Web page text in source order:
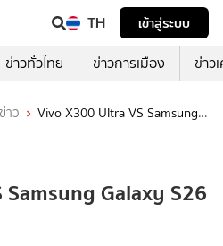
TH
เข้าสู่ระบบ
ข่าวทั่วไทย ข่าวการเมือง ข่าว
าว
Vivo X300 Ultra VS Samsung
Galaxy S26